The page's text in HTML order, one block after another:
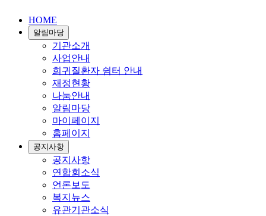
HOME
알림마당
기관소개
사업안내
희귀질환자 쉼터 안내
재정현황
나눔안내
알림마당
마이페이지
홈페이지
공지사항
공지사항
연합회소식
언론보도
복지뉴스
유관기관소식